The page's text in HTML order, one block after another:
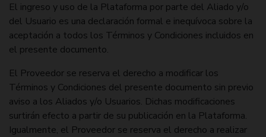
El ingreso y uso de la Plataforma por parte del Aliado y/o
del Usuario es una declaración formal e inequívoca sobre la
aceptación a todos los Términos y Condiciones incluidos en
el presente documento.
El Proveedor se reserva el derecho a modificar los
Términos y Condiciones del presente documento sin previo
aviso a los Aliados y/o Usuarios. Dichas modificaciones
surtirán efecto a partir de su publicación en la Plataforma.
Igualmente, el Proveedor se reserva el derecho a realizar